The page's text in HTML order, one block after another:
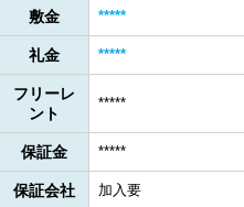
敷金 *****
礼金 *****
フリーレ
ント
*****
保証金 *****
保証会社 加入要